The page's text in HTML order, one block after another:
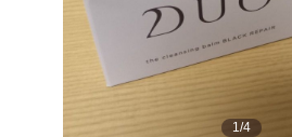
1/4